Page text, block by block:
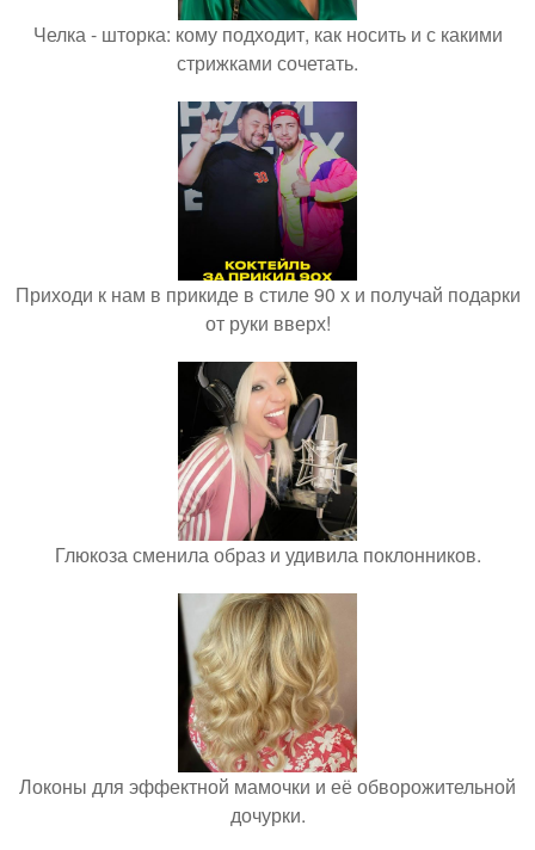
Челка - шторка: кому подходит, как носить и с какими
стрижками сочетать.
Приходи к нам в прикиде в стиле 90 х и получай подарки
от руки вверх!
Глюкоза сменила образ и удивила поклонников.
Локоны для эффектной мамочки и её обворожительной
дочурки.